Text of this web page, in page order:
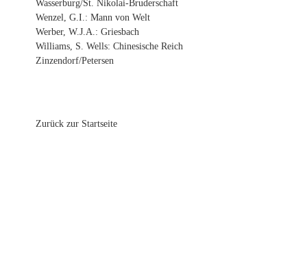
Wasserburg/St. Nikolai-Bruderschaft
Wenzel, G.I.: Mann von Welt
Werber, W.J.A.: Griesbach
Williams, S. Wells: Chinesische Reich
Zinzendorf/Petersen
Zurück zur Startseite